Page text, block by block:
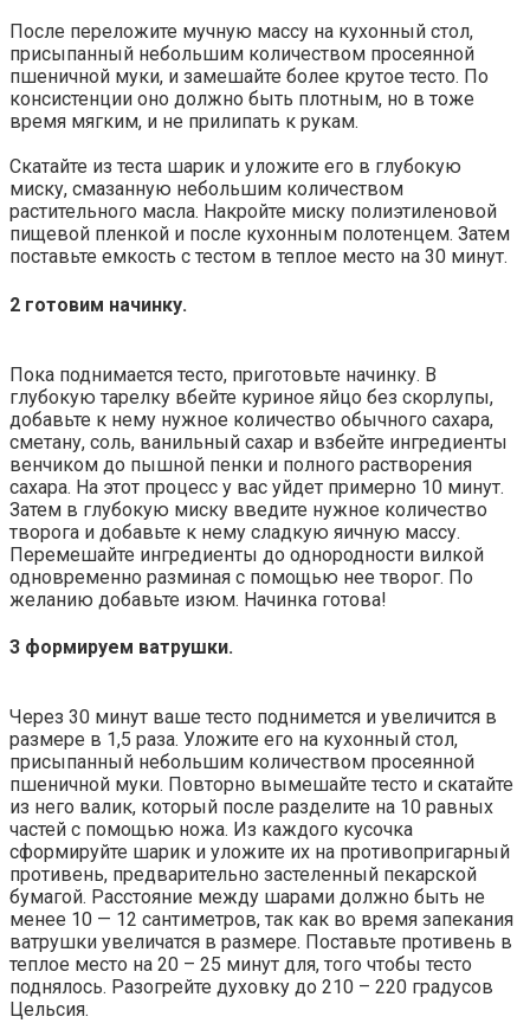
После переложите мучную массу на кухонный стол,
присыпанный небольшим количеством просеянной
пшеничной муки, и замешайте более крутое тесто. По
консистенции оно должно быть плотным, но в тоже
время мягким, и не прилипать к рукам.
Скатайте из теста шарик и уложите его в глубокую
миску, смазанную небольшим количеством
растительного масла. Накройте миску полиэтиленовой
пищевой пленкой и после кухонным полотенцем. Затем
поставьте емкость с тестом в теплое место на 30 минут.
2 готовим начинку.
Пока поднимается тесто, приготовьте начинку. В
глубокую тарелку вбейте куриное яйцо без скорлупы,
добавьте к нему нужное количество обычного сахара,
сметану, соль, ванильный сахар и взбейте ингредиенты
венчиком до пышной пенки и полного растворения
сахара. На этот процесс у вас уйдет примерно 10 минут.
Затем в глубокую миску введите нужное количество
творога и добавьте к нему сладкую яичную массу.
Перемешайте ингредиенты до однородности вилкой
одновременно разминая с помощью нее творог. По
желанию добавьте изюм. Начинка готова!
3 формируем ватрушки.
Через 30 минут ваше тесто поднимется и увеличится в
размере в 1,5 раза. Уложите его на кухонный стол,
присыпанный небольшим количеством просеянной
пшеничной муки. Повторно вымешайте тесто и скатайте
из него валик, который после разделите на 10 равных
частей с помощью ножа. Из каждого кусочка
сформируйте шарик и уложите их на противопригарный
противень, предварительно застеленный пекарской
бумагой. Расстояние между шарами должно быть не
менее 10 — 12 сантиметров, так как во время запекания
ватрушки увеличатся в размере. Поставьте противень в
теплое место на 20 – 25 минут для, того чтобы тесто
поднялось. Разогрейте духовку до 210 – 220 градусов
Цельсия.